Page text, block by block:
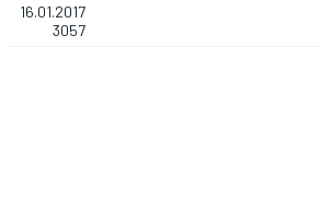
16.01.2017
3057